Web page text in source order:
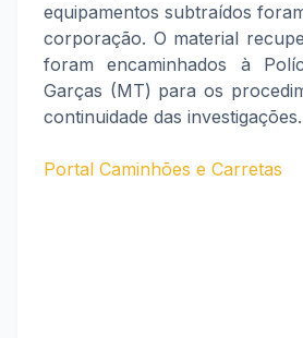
equipamentos subtraídos
corporação. O material
foram encaminhados à
Garças (MT) para os
continuidade das investigações.
Portal Caminhões e Carretas